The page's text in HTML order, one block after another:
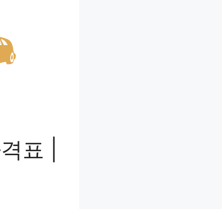
표 |